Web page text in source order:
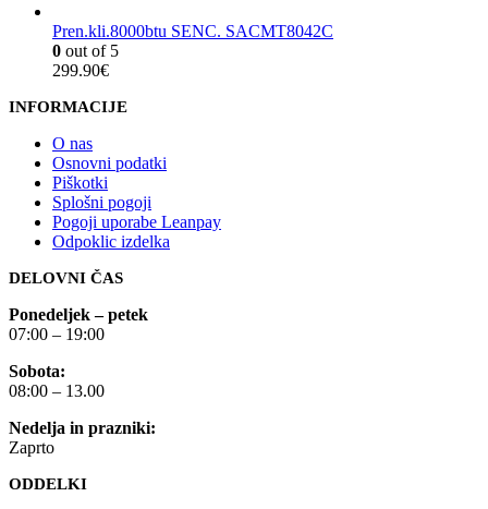
Pren.kli.8000btu SENC. SACMT8042C
0 out of 5
299.90€
INFORMACIJE
O nas
Osnovni podatki
Piškotki
Splošni pogoji
Pogoji uporabe Leanpay
Odpoklic izdelka
DELOVNI ČAS
Ponedeljek – petek
07:00 – 19:00
Sobota:
08:00 – 13.00
Nedelja in prazniki:
Zaprto
ODDELKI